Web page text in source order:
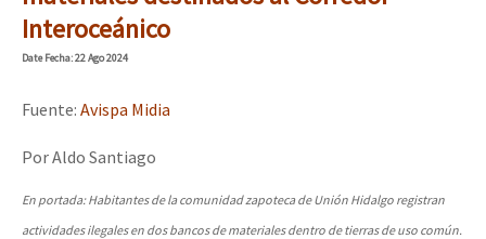
Mundo
EZLN
Migración
Interoceánico
DateFecha: 22 Ago 2024
Fuente: Avispa Midia
Por Aldo Santiago
En portada: Habitantes de la comunidad zapoteca de Unión Hidalgo registran
actividades ilegales en dos bancos de materiales dentro de tierras de uso común.